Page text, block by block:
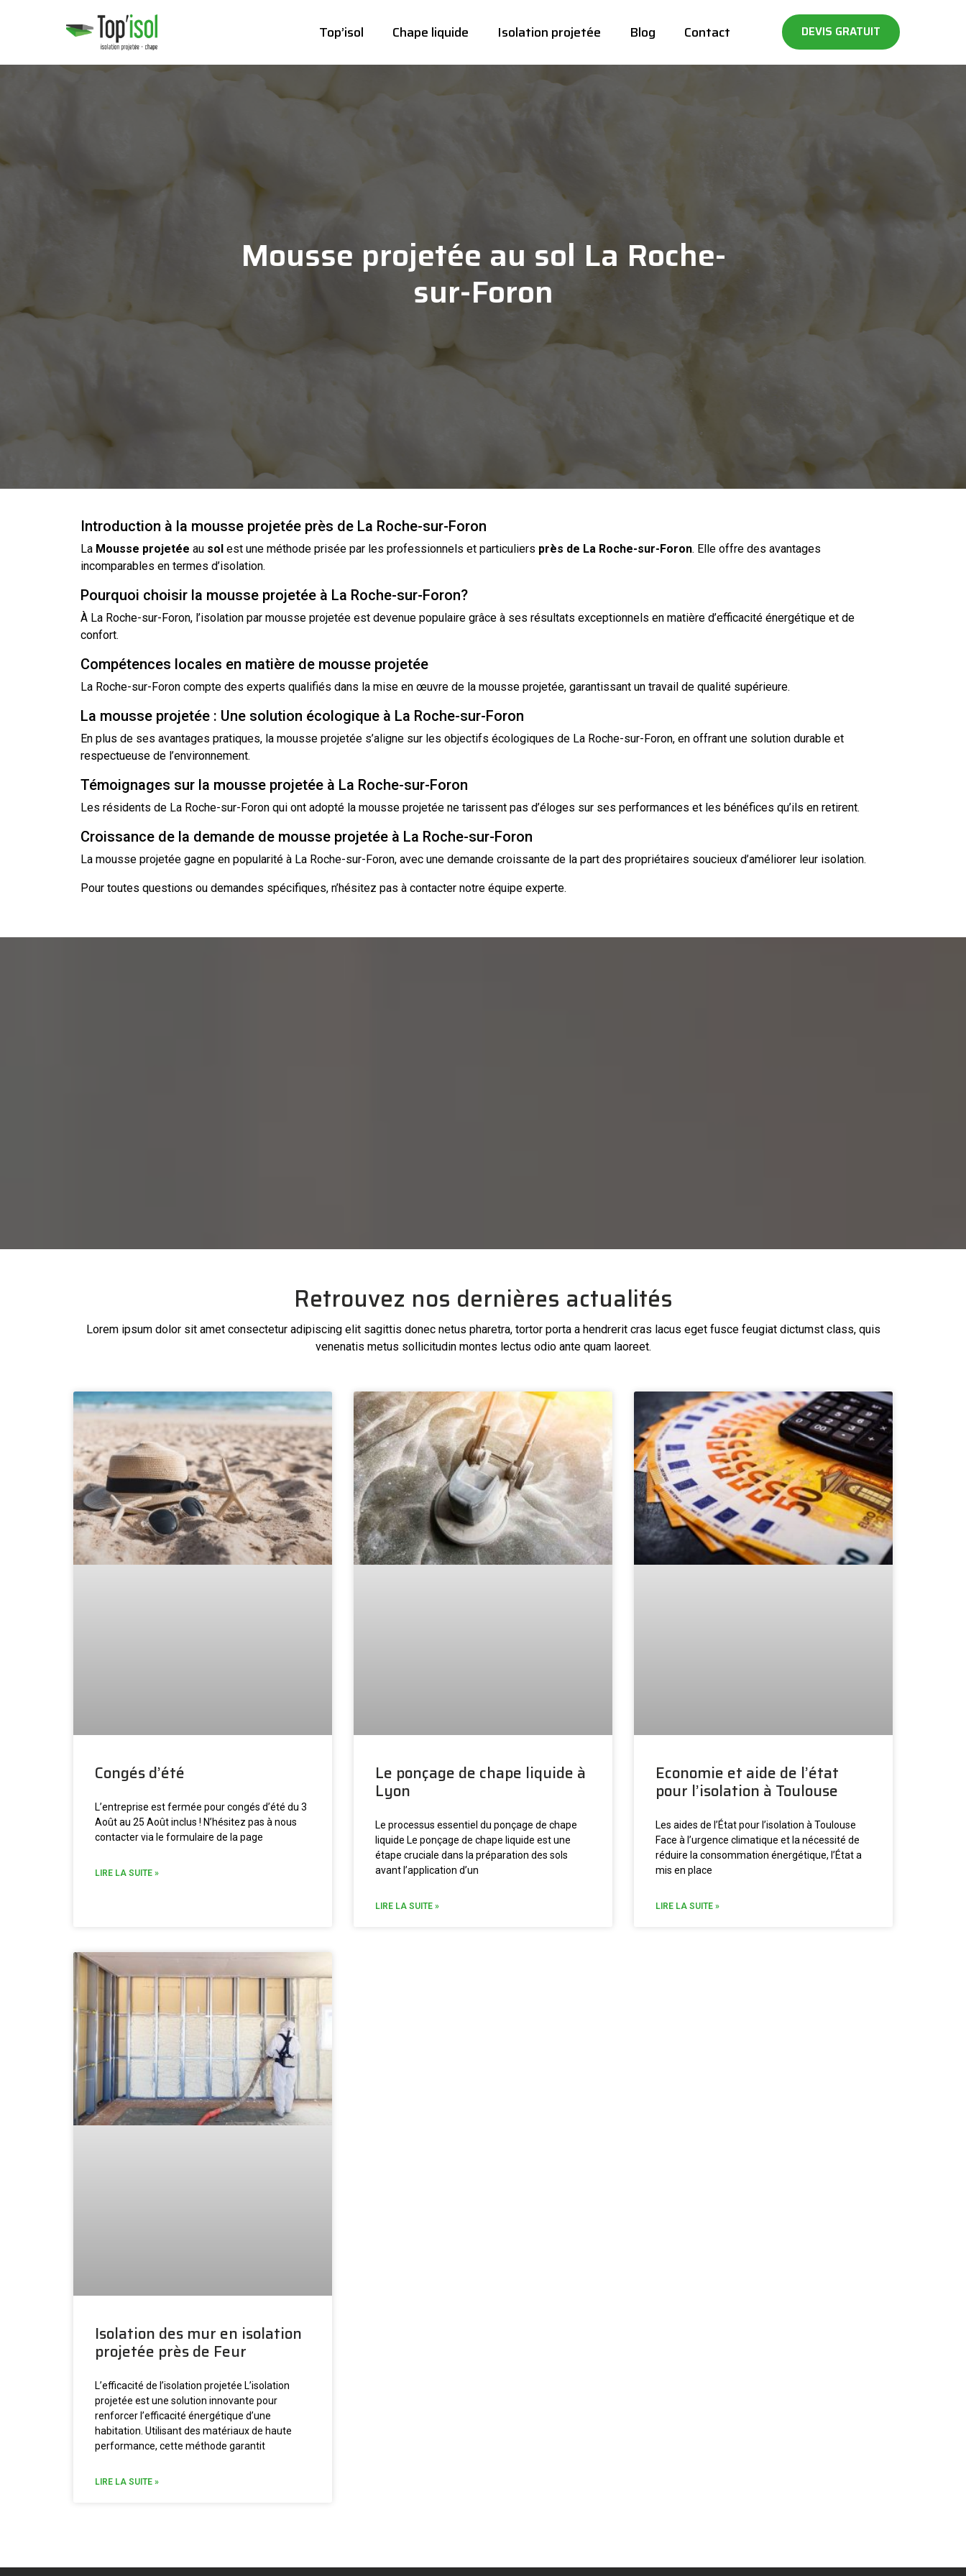
Top’isol Chape liquide Isolation projetée Blog Contact DEVIS GRATUIT
Mousse projetée au sol La Roche-
sur-Foron
Introduction à la mousse projetée près de La Roche-sur-Foron
La Mousse projetée au sol est une méthode prisée par les professionnels et particuliers près de La Roche-sur-Foron. Elle offre des avantages
incomparables en termes d’isolation.
Pourquoi choisir la mousse projetée à La Roche-sur-Foron?
À La Roche-sur-Foron, l’isolation par mousse projetée est devenue populaire grâce à ses résultats exceptionnels en matière d’efficacité énergétique et de
confort.
Compétences locales en matière de mousse projetée
La Roche-sur-Foron compte des experts qualifiés dans la mise en œuvre de la mousse projetée, garantissant un travail de qualité supérieure.
La mousse projetée : Une solution écologique à La Roche-sur-Foron
En plus de ses avantages pratiques, la mousse projetée s’aligne sur les objectifs écologiques de La Roche-sur-Foron, en offrant une solution durable et
respectueuse de l’environnement.
Témoignages sur la mousse projetée à La Roche-sur-Foron
Les résidents de La Roche-sur-Foron qui ont adopté la mousse projetée ne tarissent pas d’éloges sur ses performances et les bénéfices qu’ils en retirent.
Croissance de la demande de mousse projetée à La Roche-sur-Foron
La mousse projetée gagne en popularité à La Roche-sur-Foron, avec une demande croissante de la part des propriétaires soucieux d’améliorer leur isolation.
Pour toutes questions ou demandes spécifiques, n’hésitez pas à contacter notre équipe experte.
Retrouvez nos dernières actualités
Lorem ipsum dolor sit amet consectetur adipiscing elit sagittis donec netus pharetra, tortor porta a hendrerit cras lacus eget fusce feugiat dictumst class, quis
venenatis metus sollicitudin montes lectus odio ante quam laoreet.
Congés d’été
L’entreprise est fermée pour congés d’été du 3
Août au 25 Août inclus ! N’hésitez pas à nous
contacter via le formulaire de la page
LIRE LA SUITE »
Le ponçage de chape liquide à
Lyon
Le processus essentiel du ponçage de chape
liquide Le ponçage de chape liquide est une
étape cruciale dans la préparation des sols
avant l’application d’un
LIRE LA SUITE »
Economie et aide de l’état
pour l’isolation à Toulouse
Les aides de l’État pour l’isolation à Toulouse
Face à l’urgence climatique et la nécessité de
réduire la consommation énergétique, l’État a
mis en place
LIRE LA SUITE »
Isolation des mur en isolation
projetée près de Feur
L’efficacité de l’isolation projetée L’isolation
projetée est une solution innovante pour
renforcer l’efficacité énergétique d’une
habitation. Utilisant des matériaux de haute
performance, cette méthode garantit
LIRE LA SUITE »